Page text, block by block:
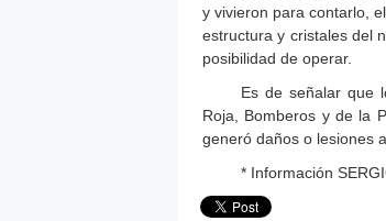
y vivieron para contarlo,
estructura y cristales del
posibilidad de operar.
Es de señalar que
Roja, Bomberos y de la
generó daños o lesiones
* Información